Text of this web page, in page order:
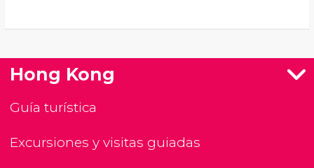
Hong Kong
Guía turística
Excursiones y visitas guiadas